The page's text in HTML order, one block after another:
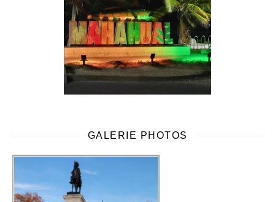
GALERIE PHOTOS